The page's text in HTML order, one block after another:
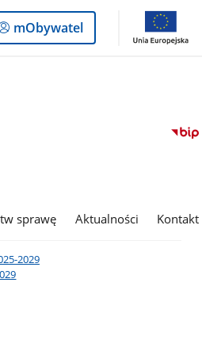
Logowanie
do
mObywatel
sprawę Aktualności Kontakt
2029